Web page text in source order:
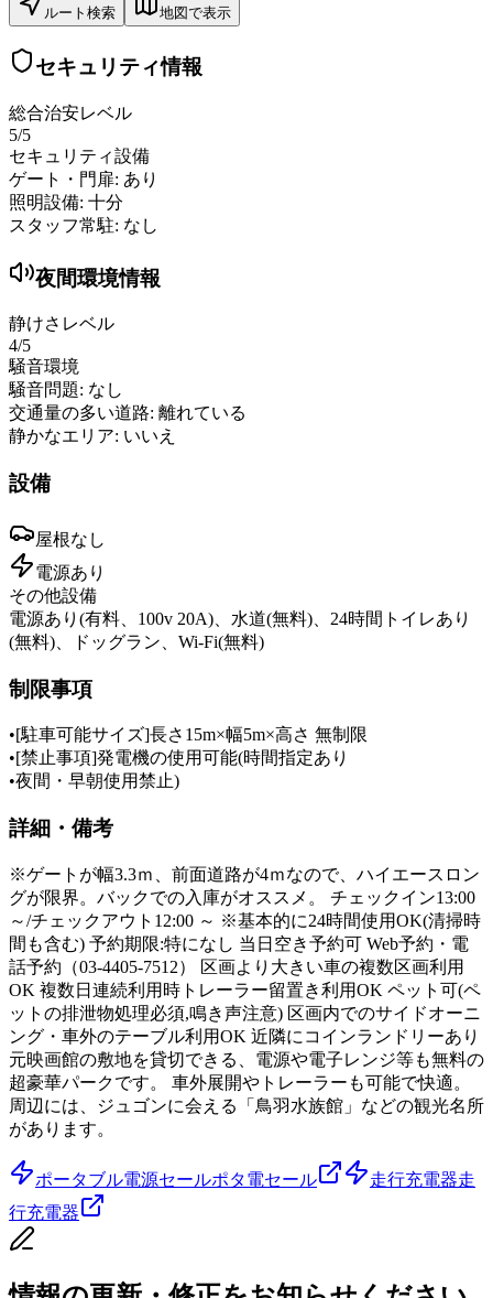
ルート検索 地図で表示
セキュリティ情報
総合治安レベル
5/5
セキュリティ設備
ゲート・門扉: あり
照明設備: 十分
スタッフ常駐: なし
夜間環境情報
静けさレベル
4/5
騒音環境
騒音問題: なし
交通量の多い道路: 離れている
静かなエリア: いいえ
設備
屋根なし
電源あり
その他設備
電源あり(有料、100v 20A)、水道(無料)、24時間トイレあり
(無料)、ドッグラン、Wi-Fi(無料)
制限事項
•[駐車可能サイズ]長さ15m×幅5m×高さ 無制限
•[禁止事項]発電機の使用可能(時間指定あり
•夜間・早朝使用禁止)
詳細・備考
※ゲートが幅3.3ｍ、前面道路が4ｍなので、ハイエースロン
グが限界。バックでの入庫がオススメ。 チェックイン13:00
～/チェックアウト12:00 ～ ※基本的に24時間使用OK(清掃時
間も含む) 予約期限:特になし 当日空き予約可 Web予約・電
話予約（03-4405-7512） 区画より大きい車の複数区画利用
OK 複数日連続利用時トレーラー留置き利用OK ペット可(ペ
ットの排泄物処理必須,鳴き声注意) 区画内でのサイドオーニ
ング・車外のテーブル利用OK 近隣にコインランドリーあり
元映画館の敷地を貸切できる、電源や電子レンジ等も無料の
超豪華パークです。 車外展開やトレーラーも可能で快適。
周辺には、ジュゴンに会える「鳥羽水族館」などの観光名所
があります。
ポータブル電源セールポタ電セール 走行充電器走
行充電器